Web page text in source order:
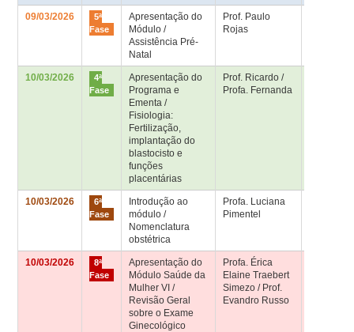
09/03/2026
5ª
Fase
Apresentação do
Módulo /
Assistência Pré-
Natal
Prof. Paulo
Rojas
10/03/2026
4ª
Fase
Apresentação do
Programa e
Ementa /
Fisiologia:
Fertilização,
implantação do
blastocisto e
funções
placentárias
Prof. Ricardo /
Profa. Fernanda
10/03/2026
6ª
Fase
Introdução ao
módulo /
Nomenclatura
obstétrica
Profa. Luciana
Pimentel
10/03/2026
8ª
Fase
Apresentação do
Módulo Saúde da
Mulher VI /
Revisão Geral
sobre o Exame
Ginecológico
Profa. Érica
Elaine Traebert
Simezo / Prof.
Evandro Russo